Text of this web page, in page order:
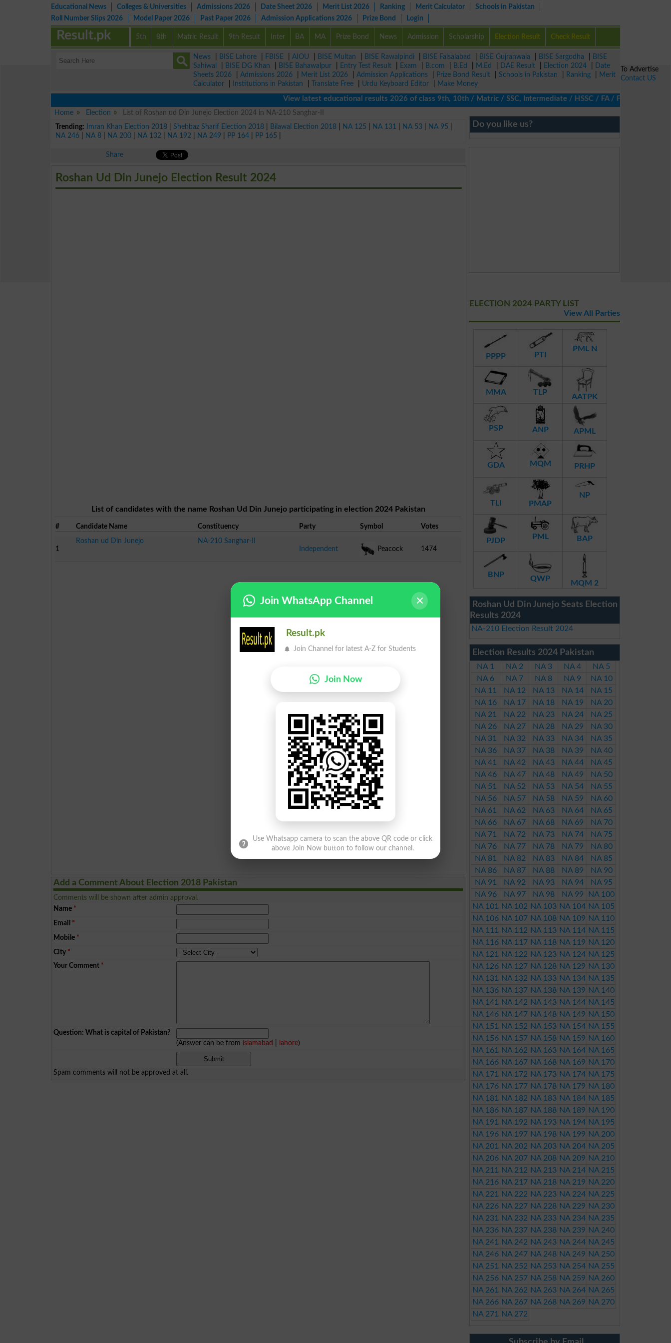
Educational News Colleges & Universities Admissions 2026 Date Sheet 2026 Merit List 2026 Ranking Merit Calculator
Schools in Pakistan
Roll Number Slips 2026
Model Paper 2026 Past Paper 2026 Admission Applications 2026 Prize Bond Login
5th 8th Matric Result 9th Result Inter BA MA Prize Bond News Admission Scholarship Election Result Check Result
Result.pk
News BISE Lahore FBISE AIOU BISE Multan BISE Rawalpindi BISE Faisalabad BISE Gujranwala BISE Sargodha
BISE
Sahiwal
BISE DG Khan BISE Bahawalpur Entry Test Result Exam B.com B.Ed M.Ed DAE Result Election 2024
Date
Sheets 2026
Admissions 2026 Merit List 2026 Admission Applications Prize Bond Result Schools in Pakistan Ranking
Merit
Calculator
Institutions in Pakistan Translate Free Urdu Keyboard Editor
Make Money
View latest educational results 2026 of class 9th, 10th / Matric / SSC, Intermediate / HSSC / FA / FSc / Inter, 5th /
Home
Election
List of Roshan ud Din Junejo Election 2024 in NA-210 Sanghar-II
Trending:
Imran Khan Election 2018 |Shehbaz Sharif Election 2018 Bilawal Election 2018 NA 125 NA 131 NA 53 NA 95
NA 246
NA 8 NA 200 NA 132 NA 192 NA 249 PP 164 PP 165
Share
Roshan Ud Din Junejo Election Result 2024
List of candidates with the name Roshan Ud Din Junejo participating in election 2024 Pakistan
# Candidate Name Constituency Party Symbol Votes
1
Roshan ud Din Junejo
NA-210 Sanghar-II
Independent
Peacock 1474
Add a Comment About Election 2018 Pakistan
Comments will be shown after admin approval.
Name *
Email *
Mobile *
City *
Your Comment *
Question: What is capital of Pakistan?
(Answer can be from islamabad lahore)
Spam comments will not be approved at all.
Do you like us?
ELECTION 2024 PARTY LIST
View All Parties
PPPP PTI
PML N
MMA TLP
AATPK
PSP ANP APML
GDA MQM PRHP
TLI PMAP
NP
PJDP PML BAP
BNP QWP
MQM 2
Roshan Ud Din Junejo Seats Election
Results 2024
NA-210 Election Result 2024
Election Results 2024 Pakistan
NA 1 NA 2 NA 3 NA 4
NA 5
NA 6
NA 7 NA 8 NA 9
NA 10
NA 11
NA 12 NA 13 NA 14
NA 15
NA 16
NA 17 NA 18 NA 19
NA 20
NA 21
NA 22 NA 23 NA 24
NA 25
NA 26
NA 27 NA 28 NA 29
NA 30
NA 31
NA 32 NA 33 NA 34
NA 35
NA 36
NA 37 NA 38 NA 39
NA 40
NA 41
NA 42 NA 43 NA 44
NA 45
NA 46
NA 47 NA 48 NA 49
NA 50
NA 51
NA 52 NA 53 NA 54
NA 55
NA 56
NA 57 NA 58 NA 59
NA 60
NA 61
NA 62 NA 63 NA 64
NA 65
NA 66
NA 67 NA 68 NA 69
NA 70
NA 71
NA 72 NA 73 NA 74
NA 75
NA 76
NA 77 NA 78 NA 79
NA 80
NA 81
NA 82 NA 83 NA 84
NA 85
NA 86
NA 87 NA 88 NA 89
NA 90
NA 91
NA 92 NA 93 NA 94
NA 95
NA 96
NA 97 NA 98 NA 99
NA 100
NA 101
NA 102 NA 103 NA 104 NA 105
NA 106 NA 107 NA 108 NA 109 NA 110
NA 111
NA 112 NA 113 NA 114 NA 115
NA 116 NA 117 NA 118 NA 119 NA 120
NA 121
NA 122 NA 123 NA 124 NA 125
NA 126 NA 127 NA 128 NA 129 NA 130
NA 131
NA 132 NA 133 NA 134 NA 135
NA 136 NA 137 NA 138 NA 139 NA 140
NA 141
NA 142 NA 143 NA 144 NA 145
NA 146 NA 147 NA 148 NA 149 NA 150
NA 151
NA 152 NA 153 NA 154 NA 155
NA 156 NA 157 NA 158 NA 159 NA 160
NA 161
NA 162 NA 163 NA 164 NA 165
NA 166 NA 167 NA 168 NA 169 NA 170
NA 171
NA 172 NA 173 NA 174 NA 175
NA 176 NA 177 NA 178 NA 179 NA 180
NA 181
NA 182 NA 183 NA 184 NA 185
NA 186 NA 187 NA 188 NA 189 NA 190
NA 191
NA 192 NA 193 NA 194 NA 195
NA 196 NA 197 NA 198 NA 199 NA 200
NA 201
NA 202 NA 203 NA 204 NA 205
NA 206 NA 207 NA 208 NA 209 NA 210
NA 211
NA 212 NA 213 NA 214 NA 215
NA 216 NA 217 NA 218 NA 219 NA 220
NA 221
NA 222 NA 223 NA 224 NA 225
NA 226 NA 227 NA 228 NA 229 NA 230
NA 231
NA 232 NA 233 NA 234 NA 235
NA 236 NA 237 NA 238 NA 239 NA 240
NA 241
NA 242 NA 243 NA 244 NA 245
NA 246 NA 247 NA 248 NA 249 NA 250
NA 251
NA 252 NA 253 NA 254 NA 255
NA 256 NA 257 NA 258 NA 259 NA 260
NA 261
NA 262 NA 263 NA 264 NA 265
NA 266 NA 267 NA 268 NA 269 NA 270
NA 271
NA 272
To Advertise
Contact US
Join WhatsApp Channel
Result.pk
Join Channel for latest A-Z for Students
Join Now
Use Whatsapp camera to scan the above QR code or click
above Join Now button to follow our channel.